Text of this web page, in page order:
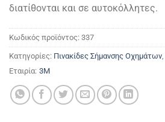
διατίθονται και σε αυτοκόλλητες.
Κωδικός προϊόντος: 337
Κατηγορίες: Πινακίδες Σήμανσης Οχημάτων
Εταιρία: 3M